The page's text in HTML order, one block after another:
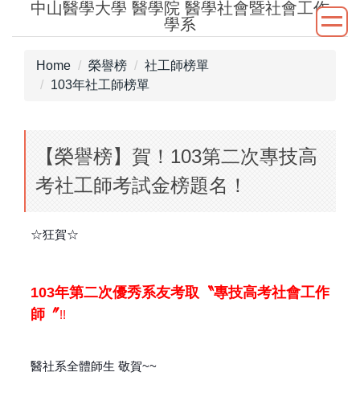
Jump
content
中山醫學大學 醫學院 醫學社會暨社會工作
學系
Home 榮譽榜
社工師榜單
103年社工師榜單
【榮譽榜】賀！103第二次專技高
考社工師考試金榜題名！
☆狂賀☆
103年第二次優秀系友考取〝專技高考社會工作
師〞!!
醫社系全體師生 敬賀~~